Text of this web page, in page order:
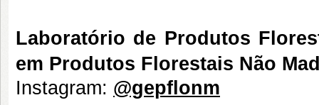
Laboratório de Produtos
em Produtos Florestais Não
Instagram: @gepflonm